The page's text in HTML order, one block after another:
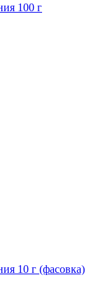
100 г
10 г (фасовка)